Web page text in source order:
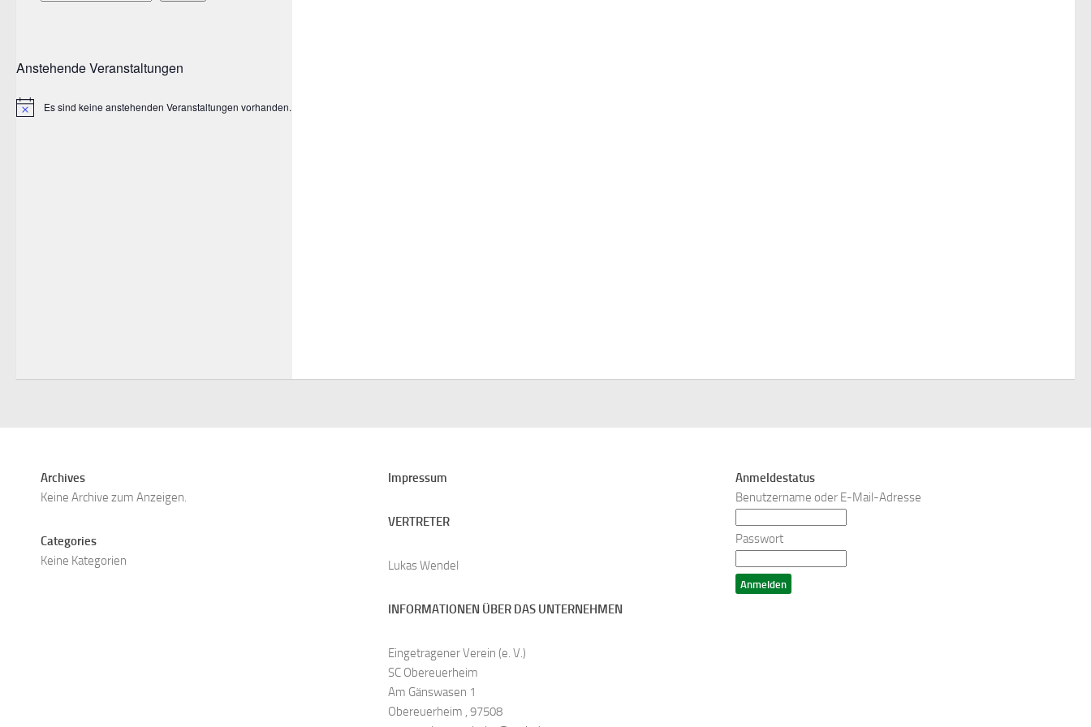
Anstehende Veranstaltungen
Es sind keine anstehenden Veranstaltungen vorhanden.
Archives
Keine Archive zum Anzeigen.
Categories
Keine Kategorien
Impressum
VERTRETER
Lukas Wendel
INFORMATIONEN ÜBER DAS UNTERNEHMEN
Eingetragener Verein (e. V.)
SC Obereuerheim
Am Gänswasen 1
Obereuerheim , 97508
Anmeldestatus
Benutzername oder E-Mail-Adresse
Passwort